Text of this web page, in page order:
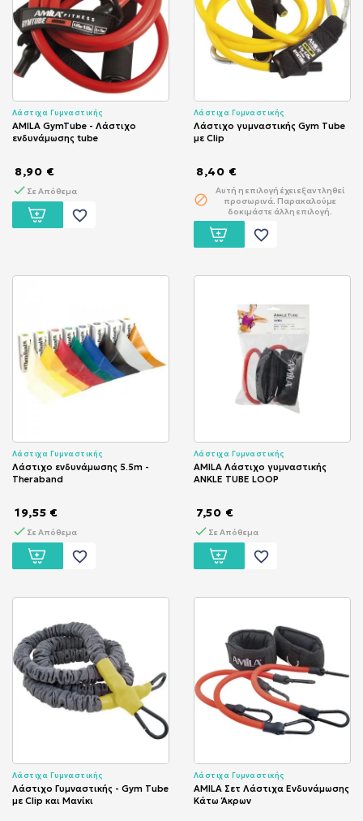
Λάστιχα Γυμναστικής
AMILA GymTube - Λάστιχο
ενδυνάμωσης tube
8,90 €
Σε Απόθεμα
favorite_border
Λάστιχα Γυμναστικής
Λάστιχο γυμναστικής Gym Tube
με Clip
8,40 €
Αυτή η επιλογή έχει εξαντληθεί
προσωρινά. Παρακαλούμε
δοκιμάστε άλλη επιλογή.
favorite_border
Λάστιχα Γυμναστικής
Λάστιχο ενδυνάμωσης 5.5m -
Theraband
19,55 €
Σε Απόθεμα
favorite_border
Λάστιχα Γυμναστικής
AMILA Λάστιχο γυμναστικής
ANKLE TUBE LOOP
7,50 €
Σε Απόθεμα
favorite_border
Λάστιχα Γυμναστικής
Λάστιχο Γυμναστικής - Gym Tube
με Clip και Μανίκι
Λάστιχα Γυμναστικής
AMILA Σετ Λάστιχα Ενδυνάμωσης
Κάτω Άκρων